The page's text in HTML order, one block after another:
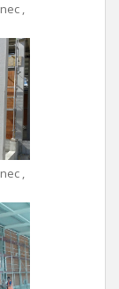
,
,